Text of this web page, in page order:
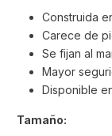
Construida
Carece de
Se fijan al
Mayor
Disponible
Tamaño: